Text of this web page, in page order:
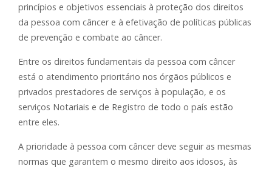
princípios e objetivos essenciais à proteção dos direitos
da pessoa com câncer e à efetivação de políticas públicas
de prevenção e combate ao câncer.
Entre os direitos fundamentais da pessoa com câncer
está o atendimento prioritário nos órgãos públicos e
privados prestadores de serviços à população, e os
serviços Notariais e de Registro de todo o país estão
entre eles.
A prioridade à pessoa com câncer deve seguir as mesmas
normas que garantem o mesmo direito aos idosos, às